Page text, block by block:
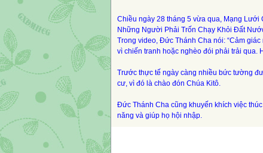
Chiều ngày 28 tháng 5 vừa qua, Mạng
Những Người Phải Trốn Chạy Khỏi Đất
Trong video, Đức Thánh Cha nói: “Cảm
vì chiến tranh hoặc nghèo đói phải trải qua.
Trước thực tế ngày càng nhiều bức tường
cư, vì đó là chào đón Chúa Kitô.
Đức Thánh Cha cũng khuyến khích việc
năng và giúp họ hội nhập.